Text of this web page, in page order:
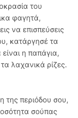
του
φαγητά,
να επισπεύσεις
κατάργησέ τα
η παπάγια,
λαχανικά ρίζες.
της περιόδου σου,
σούπας